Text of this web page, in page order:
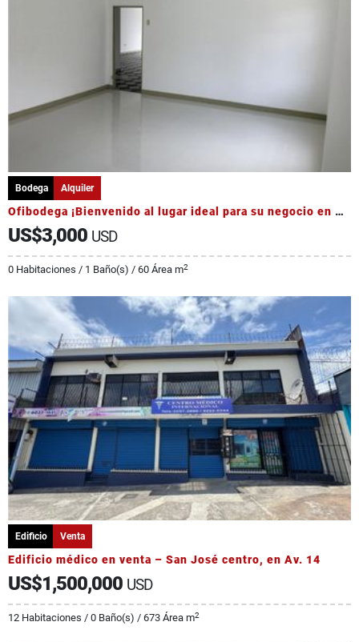
Bodega Alquiler
Ofibodega ¡Bienvenido al lugar ideal para su negocio en San José!
US$3,000 USD
0 Habitaciones / 1 Baño(s) / 60 Área m2
Edificio Venta
Edificio médico en venta – San José centro, en Av. 14
US$1,500,000 USD
12 Habitaciones / 0 Baño(s) / 673 Área m2